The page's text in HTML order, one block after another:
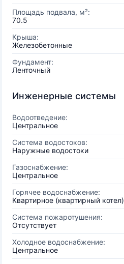
Площадь подвала, м²:
70.5
Крыша:
Железобетонные
Фундамент:
Ленточный
Инженерные системы
Водоотведение:
Центральное
Система водостоков:
Наружные водостоки
Газоснабжение:
Центральное
Горячее водоснабжение:
Квартирное (квартирный котел)
Система пожаротушения:
Отсутствует
Холодное водоснабжение:
Центральное